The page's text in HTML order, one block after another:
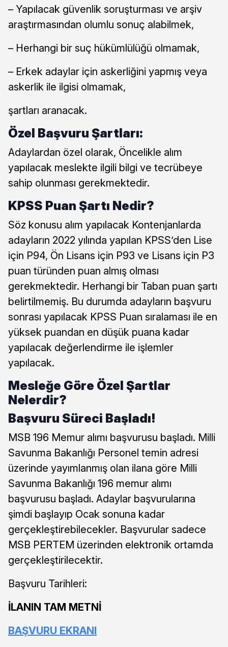
– Yapılacak güvenlik soruşturması ve arşiv
araştırmasından olumlu sonuç alabilmek,
– Herhangi bir suç hükümlülüğü olmamak,
– Erkek adaylar için askerliğini yapmış veya
askerlik ile ilgisi olmamak,
şartları aranacak.
Özel Başvuru Şartları:
Adaylardan özel olarak, Öncelikle alım
yapılacak meslekte ilgili bilgi ve tecrübeye
sahip olunması gerekmektedir.
KPSS Puan Şartı Nedir?
Söz konusu alım yapılacak Kontenjanlarda
adayların 2022 yılında yapılan KPSS’den Lise
için P94, Ön Lisans için P93 ve Lisans için P3
puan türünden puan almış olması
gerekmektedir. Herhangi bir Taban puan şartı
belirtilmemiş. Bu durumda adayların başvuru
sonrası yapılacak KPSS Puan sıralaması ile en
yüksek puandan en düşük puana kadar
yapılacak değerlendirme ile işlemler
yapılacak.
Mesleğe Göre Özel Şartlar
Nelerdir?
Başvuru Süreci Başladı!
MSB 196 Memur alımı başvurusu başladı. Milli
Savunma Bakanlığı Personel temin adresi
üzerinde yayımlanmış olan ilana göre Milli
Savunma Bakanlığı 196 memur alımı
başvurusu başladı. Adaylar başvurularına
şimdi başlayıp Ocak sonuna kadar
gerçekleştirebilecekler. Başvurular sadece
MSB PERTEM üzerinden elektronik ortamda
gerçekleştirilecektir.
Başvuru Tarihleri:
İLANIN TAM METNİ
BAŞVURU EKRANI